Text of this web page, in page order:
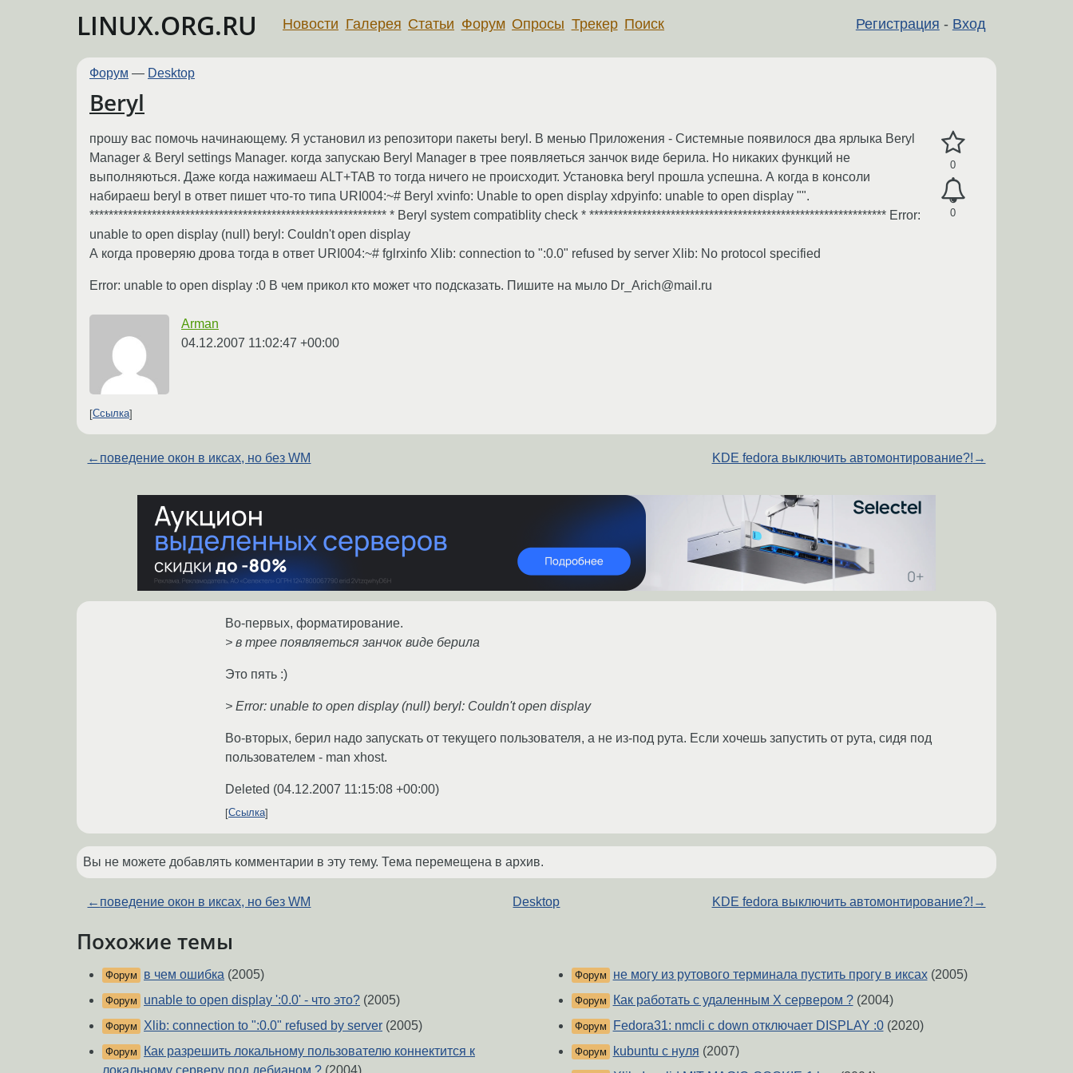
LINUX.ORG.RU Регистрация - Вход
Новости Галерея Статьи Форум Опросы Трекер Поиск
Форум — Desktop
Beryl
0
0
прошу вас помочь начинающему. Я установил из репозитори пакеты beryl. В менью Приложения - Системные появилося два ярлыка Beryl
Manager & Beryl settings Manager. когда запускаю Beryl Manager в трее появляеться занчок виде берила. Но никаких функций не
выполняються. Даже когда нажимаеш ALT+TAB то тогда ничего не происходит. Установка beryl прошла успешна. А когда в консоли
набираеш beryl в ответ пишет что-то типа URI004:~# Beryl xvinfo: Unable to open display xdpyinfo: unable to open display "".
************************************************************** * Beryl system compatiblity check * ************************************************************** Error:
unable to open display (null) beryl: Couldn't open display
А когда проверяю дрова тогда в ответ URI004:~# fglrxinfo Xlib: connection to ":0.0" refused by server Xlib: No protocol specified
Error: unable to open display :0 В чем прикол кто может что подсказать. Пишите на мыло Dr_Arich@mail.ru
Arman
04.12.2007 11:02:47 +00:00
Ссылка
← поведение окон в иксах, но без WM KDE fedora выключить автомонтирование?! →
Во-первых, форматирование.
> в трее появляеться занчок виде берила
Это пять :)
> Error: unable to open display (null) beryl: Couldn't open display
Во-вторых, берил надо запускать от текущего пользователя, а не из-под рута. Если хочешь запустить от рута, сидя под
пользователем - man xhost.
Deleted (04.12.2007 11:15:08 +00:00)
Ссылка
Вы не можете добавлять комментарии в эту тему. Тема перемещена в архив.
← поведение окон в иксах, но без WM Desktop KDE fedora выключить автомонтирование?! →
Похожие темы
Форум в чем ошибка (2005)
Форум unable to open display ':0.0' - что это? (2005)
Форум Xlib: connection to ":0.0" refused by server (2005)
Форум
Как разрешить локальному пользователю коннектится к
Форум не могу из рутового терминала пустить прогу в иксах(2005)
Форум Как работать с удаленным X сервером ?(2004)
Форум Fedora31: nmcli c down отключает DISPLAY :0(2020)
Форум kubuntu с нуля (2007)